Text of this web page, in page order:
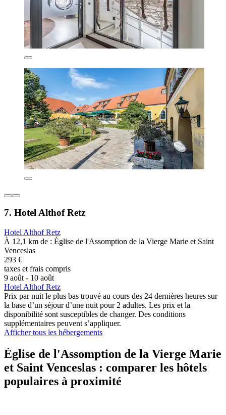
7. Hotel Althof Retz
Hotel Althof Retz
À 12,1 km de : Église de l'Assomption de la Vierge Marie et Saint
Venceslas
293 €
taxes et frais compris
9 août - 10 août
Hotel Althof Retz
Prix par nuit le plus bas trouvé au cours des 24 dernières heures sur
la base d’un séjour d’une nuit pour 2 adultes. Les prix et la
disponibilité sont susceptibles de changer. Des conditions
supplémentaires peuvent s’appliquer.
Afficher tous les hébergements
Église de l'Assomption de la Vierge Marie
et Saint Venceslas : comparer les hôtels
populaires à proximité